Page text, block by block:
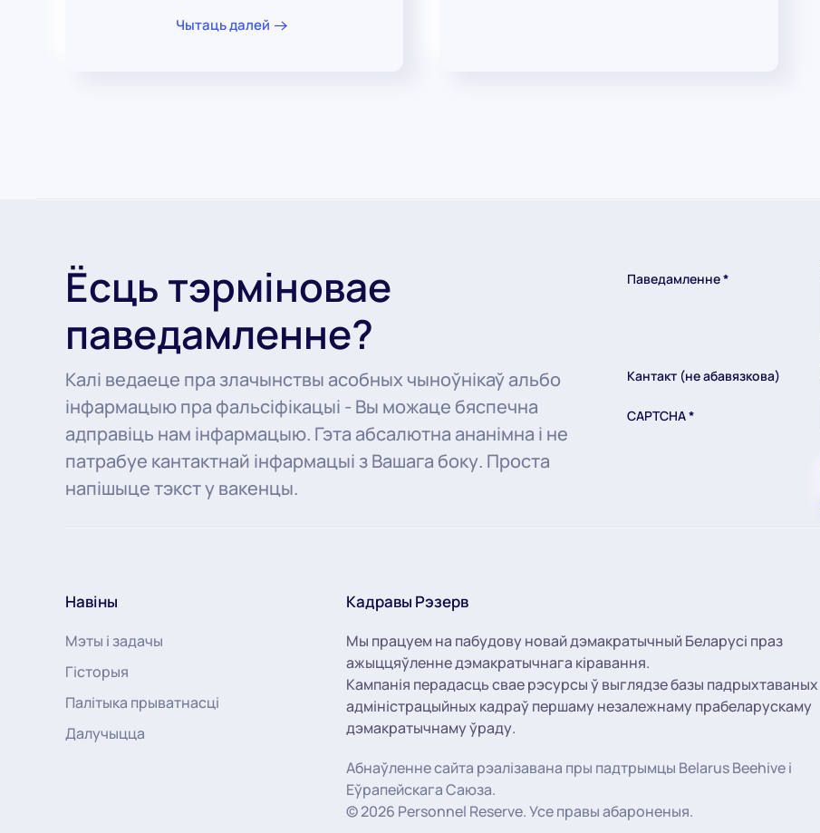
Чытаць далей
Ёсць тэрміновае
паведамленне?
Калі ведаеце пра злачынствы асобных чыноўнікаў альбо
інфармацыю пра фальсіфікацыі - Вы можаце бяспечна
адправіць нам інфармацыю. Гэта абсалютна ананімна і не
патрабуе кантактнай інфармацыі з Вашага боку. Проста
напішыце тэкст у вакенцы.
Паведамленне*
Кантакт (не абавязкова)
CAPTCHA*
Навіны
Мэты і задачы
Гісторыя
Палітыка прыватнасці
Далучыцца
Кадравы Рэзерв
Мы працуем на пабудову новай дэмакратычный Беларусі праз
ажыццяўленне дэмакратычнага кіравання.
Кампанія перадасць свае рэсурсы ў выглядзе базы падрыхтаваных
адміністрацыйных кадраў першаму незалежнаму прабеларускаму
дэмакратычнаму ўраду.
Абнаўленне сайта рэалізавана пры падтрымцы Belarus Beehive і
Еўрапейскага Саюза.
©2026 Personnel Reserve. Усе правы абароненыя.